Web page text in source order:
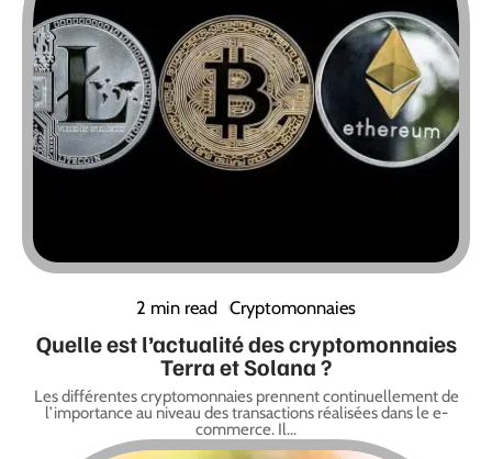
2 min read Cryptomonnaies
Quelle est l’actualité des cryptomonnaies
Terra et Solana ?
Les différentes cryptomonnaies prennent continuellement de
l’importance au niveau des transactions réalisées dans le e-
commerce. Il…